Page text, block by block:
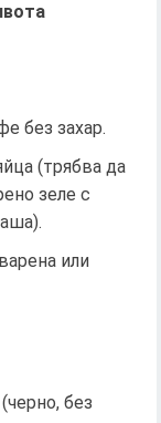
без захар.
(трябва да
зеле с
или
без